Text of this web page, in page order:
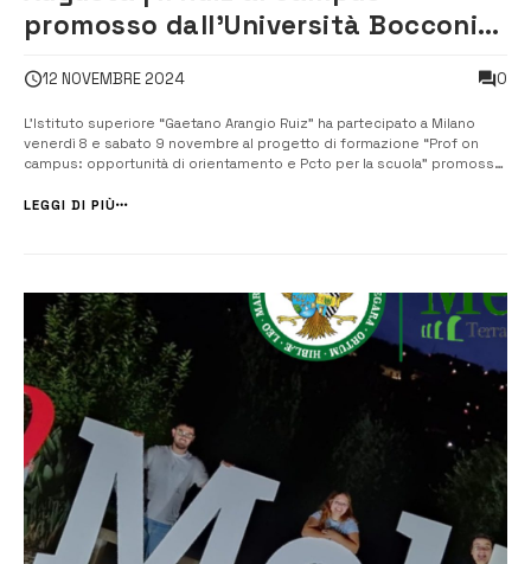
promosso dall’Università Bocconi
12 NOVEMBRE 2024 0
L’Istituto superiore “Gaetano Arangio Ruiz” ha partecipato a Milano
venerdì 8 e sabato 9 novembre al progetto di formazione “Prof on
campus: opportunità di orientamento e Pcto per la scuola” promosso
docenti referenti dell’orientamento e dei Pcto di tutte le scuole
LEGGI DI PIÙ